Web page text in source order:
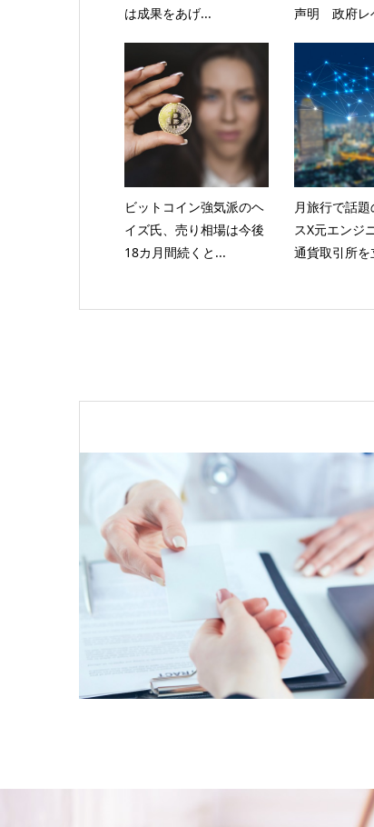
は成果をあげ...
声明 政府レ
ビットコイン強気派のヘ
イズ氏、売り相場は今後
18カ月間続くと...
月旅行で話
スX元エンジ
通貨取引所を